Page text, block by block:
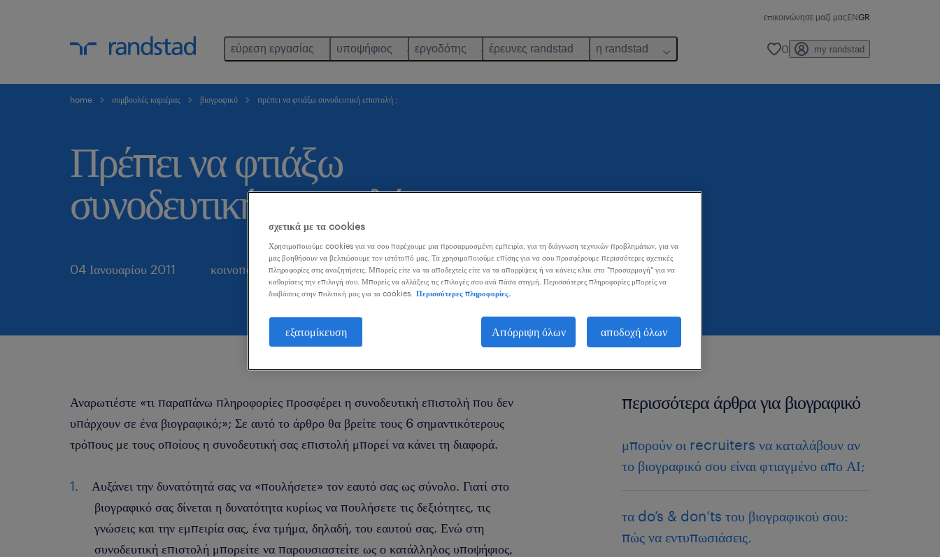
επικοινώνησε μαζί μαςENGR
εύρεση εργασίας υποψήφιος εργοδότης έρευνες randstad η randstad 0 my randstad
home συμβουλές καριέρας βιογραφικό πρέπει να φτιάξω συνοδευτική επιστολή ;
Πρέπει να φτιάξω
συνοδευτική επιστολή ;
04 Ιανουαρίου 2011 κοινοποιήστε το άρθρο:
Αναρωτιέστε «τι παραπάνω πληροφορίες προσφέρει η συνοδευτική επιστολή που δεν
υπάρχουν σε ένα βιογραφικό;»; Σε αυτό το άρθρο θα βρείτε τους 6 σημαντικότερους
τρόπους με τους οποίους η συνοδευτική σας επιστολή μπορεί να κάνει τη διαφορά.
Αυξάνει την δυνατότητά σας να «πουλήσετε» τον εαυτό σας ως σύνολο. Γιατί στο
βιογραφικό σας δίνεται η δυνατότητα κυρίως να πουλήσετε τις δεξιότητες, τις
γνώσεις και την εμπειρία σας, ένα τμήμα, δηλαδή, του εαυτού σας. Ενώ στη
συνοδευτική επιστολή μπορείτε να παρουσιαστείτε ως ο κατάλληλος υποψήφιος,
περισσότερα άρθρα για βιογραφικό
μπορούν οι recruiters να καταλάβουν αν
το βιογραφικό σου είναι φτιαγμένο απο ΑΙ;
τα do’s & don’ts του βιογραφικού σου:
πώς να εντυπωσιάσεις.
σχετικά με τα cookies
Χρησιμοποιούμε cookies για να σου παρέχουμε μια προσαρμοσμένη εμπειρία, για τη διάγνωση τεχνικών προβλημάτων, για να
μας βοηθήσουν να βελτιώσουμε τον ιστότοπό μας. Τα χρησιμοποιούμε επίσης για να σου προσφέρουμε περισσότερες σχετικές
πληροφορίες στις αναζητήσεις. Μπορείς είτε να τα αποδεχτείς είτε να τα απορρίψεις ή να κάνεις κλικ στο "προσαρμογή" για να
καθορίσεις την επιλογή σου. Μπορείς να αλλάξεις τις επιλογές σου ανά πάσα στιγμή. Περισσότερες πληροφορίες μπορείς να
διαβάσεις στην πολιτική μας για τα cookies.
Περισσότερες πληροφορίες.
εξατομίκευση Απόρριψη όλων αποδοχή όλων